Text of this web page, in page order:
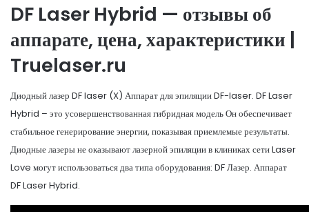
DF Laser Hybrid — отзывы об
аппарате, цена, характеристики |
Truelaser.ru
Диодный лазер DF laser (X) Аппарат для эпиляции DF-laser. DF Laser
Hybrid – это усовершенствованная гибридная модель Он обеспечивает
стабильное генерирование энергии, показывая приемлемые результаты.
Диодные лазеры не оказывают лазерной эпиляции в клиниках сети Laser
Love могут использоваться два типа оборудования: DF Лазер. Аппарат
DF Laser Hybrid.